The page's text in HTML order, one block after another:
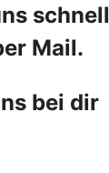
schnell
Mail.
bei dir